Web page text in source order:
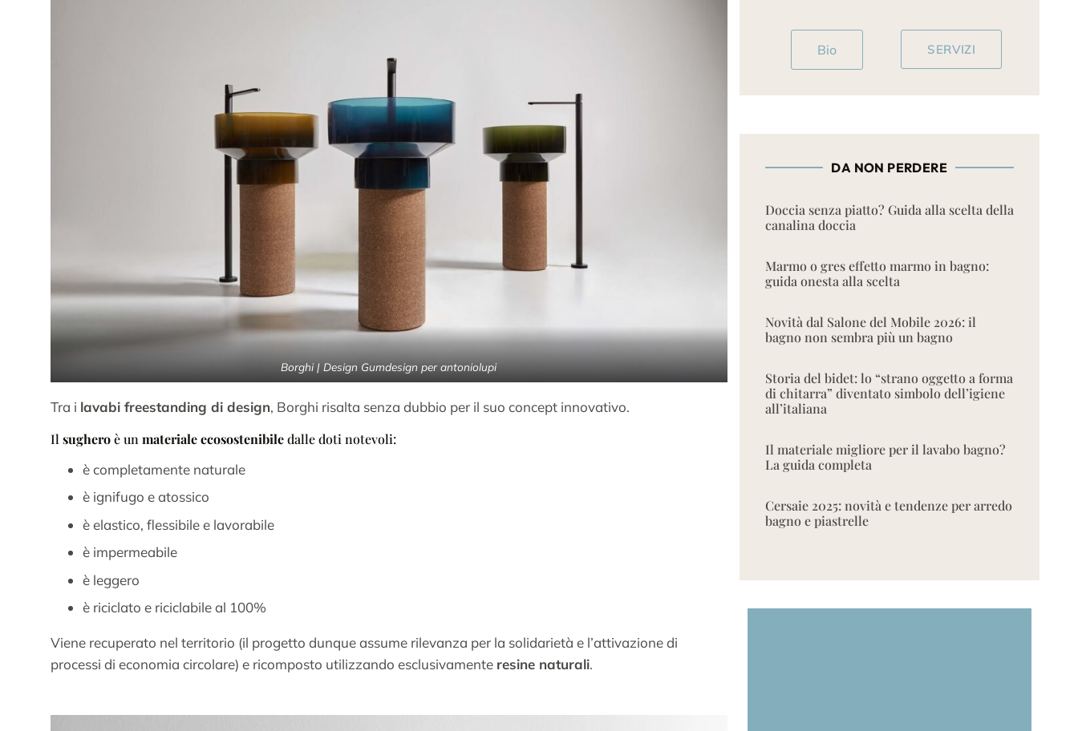
Borghi | Design Gumdesign per antoniolupi
Tra i lavabi freestanding di design, Borghi risalta senza dubbio per il suo concept innovativo.
Il sugheroè un materiale ecosostenibiledalle doti notevoli:
è completamente naturale
è ignifugo e atossico
è elastico, flessibile e lavorabile
è impermeabile
è leggero
è riciclato e riciclabile al 100%
Viene recuperato nel territorio (il progetto dunque assume rilevanza per la solidarietà e l’attivazione di
processi di economia circolare) e ricomposto utilizzando esclusivamente resine naturali.
Bio SERVIZI
DA NON PERDERE
Doccia senza piatto? Guida alla scelta della
canalina doccia
Marmo o gres effetto marmo in bagno:
guida onesta alla scelta
Novità dal Salone del Mobile 2026: il
bagno non sembra più un bagno
Storia del bidet: lo “strano oggetto a forma
di chitarra” diventato simbolo dell’igiene
all’italiana
Il materiale migliore per il lavabo bagno?
La guida completa
Cersaie 2025: novità e tendenze per arredo
bagno e piastrelle